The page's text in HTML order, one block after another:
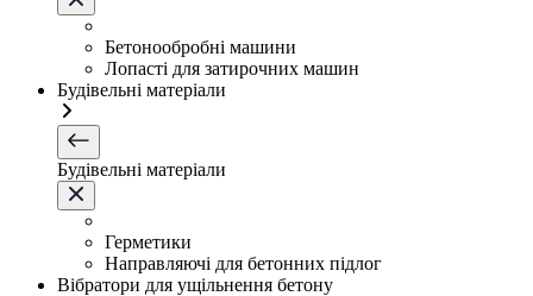
Бетонообробні машини
Лопасті для затирочних машин
Будівельні матеріали
Будівельні матеріали
Герметики
Направляючі для бетонних підлог
Вібратори для ущільнення бетону